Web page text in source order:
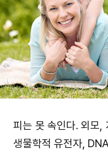
피는 못 속인다. 외모,
생물학적 유전자,